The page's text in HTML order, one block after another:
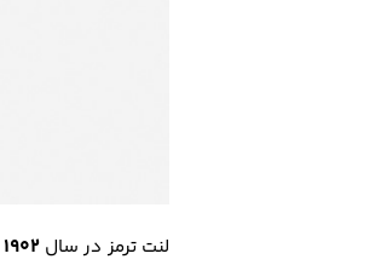
لنت ترمز در سال۱۹۰۲